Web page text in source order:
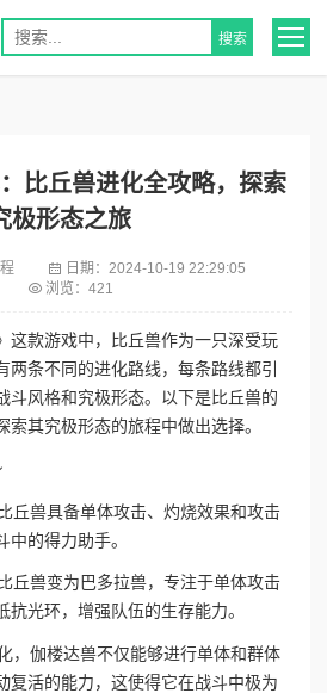
比丘兽进化全攻略，探索
极形态之旅
日期： 2024-10-19 22:29:05
浏览：421
这款游戏中，比丘兽作为一只深受玩
两条不同的进化路线，每条路线都引
斗风格和究极形态。以下是比丘兽的
其究极形态的旅程中做出选择。
丘兽具备单体攻击、灼烧效果和攻击
的得力助手。
丘兽变为巴多拉兽，专注于单体攻击
光环，增强队伍的生存能力。
，伽楼达兽不仅能够进行单体和群体
复活的能力，这使得它在战斗中极为